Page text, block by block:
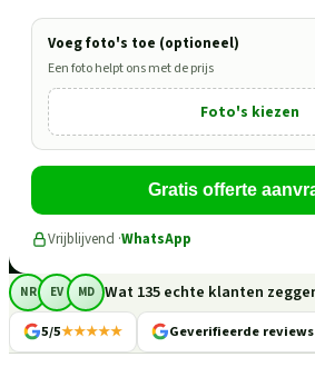
Voeg foto's toe (optioneel)
Een foto helpt ons met de prijs
Foto's kiezen
Gratis offerte
Vrijblijvend ·WhatsApp
NR EV MD Wat 135 echte klanten
5/5★★★★★ Geverifieerde reviews